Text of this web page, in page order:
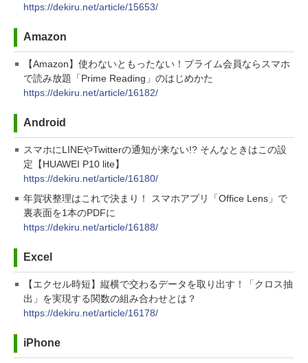
https://dekiru.net/article/15653/
Amazon
【Amazon】使わないともったない！プライム会員ならスマホ
で読み放題「Prime Reading」のはじめかた
https://dekiru.net/article/16182/
Android
スマホにLINEやTwitterの通知が来ない!? そんなときはこの設
定【HUAWEI P10 lite】
https://dekiru.net/article/16180/
年賀状整理はこれで決まり！ スマホアプリ「Office Lens」で
裏表面を1本のPDFに
https://dekiru.net/article/16188/
Excel
【エクセル時短】縦横で交わるデータを取り出す！「クロス抽
出」を実現する関数の組み合わせとは？
https://dekiru.net/article/16178/
iPhone